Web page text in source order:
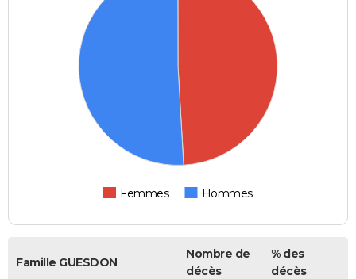
Femmes Hommes
Famille GUESDON
Nombre de
décès
% des
décès